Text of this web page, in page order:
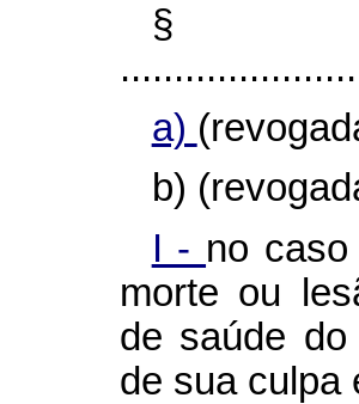
a)
b)
I - no
morte ou
de saúde
de sua culpa